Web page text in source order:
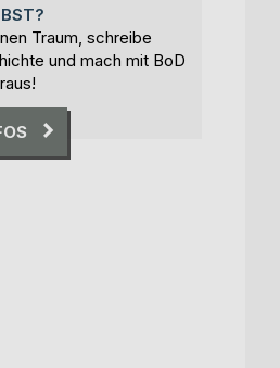
Traum, schreibe
und mach mit BoD